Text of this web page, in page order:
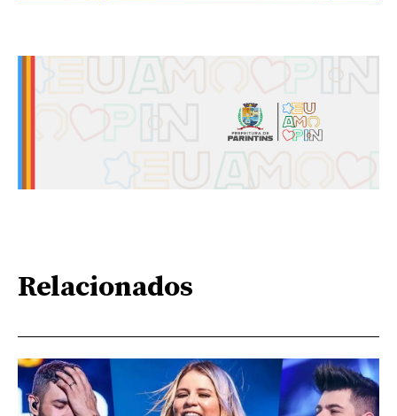
Relacionados